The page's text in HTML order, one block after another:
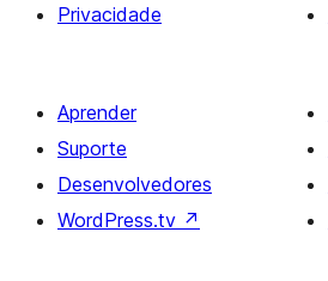
Privacidade
Aprender
Suporte
Desenvolvedores
WordPress.tv ↗